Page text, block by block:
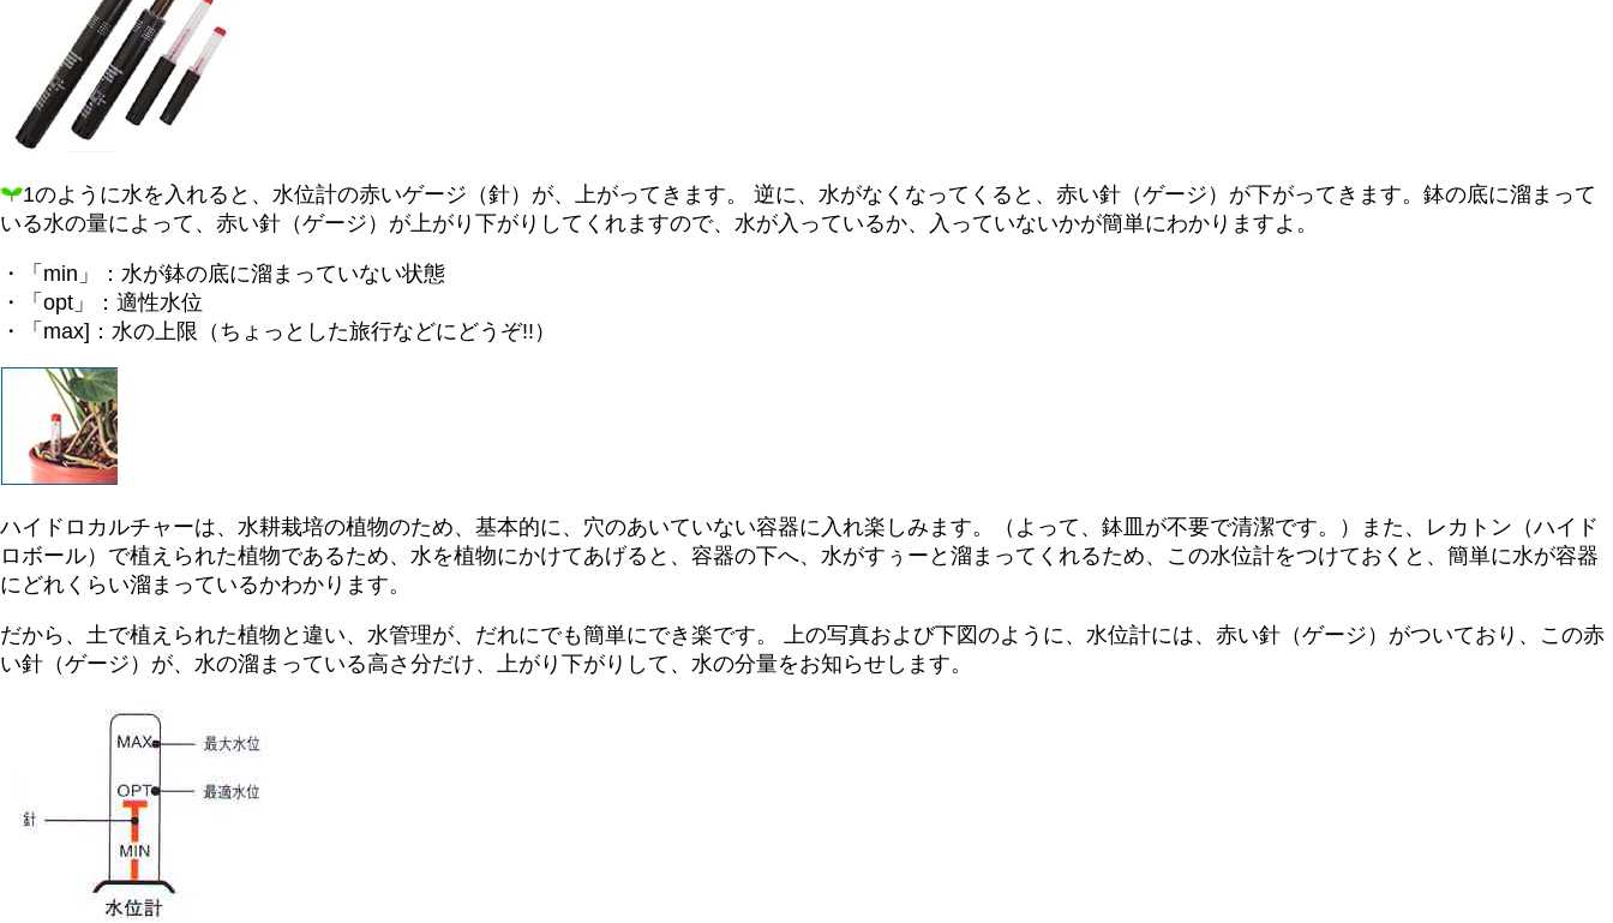
1のように水を入れると、水位計の赤いゲージ（針）が、上がってきます。 逆に、水がなくなってくると、赤い針（ゲージ）が下がってきます。鉢の底に溜まって
いる水の量によって、赤い針（ゲージ）が上がり下がりしてくれますので、水が入っているか、入っていないかが簡単にわかりますよ。
・「min」：水が鉢の底に溜まっていない状態
・「opt」：適性水位
・「max]：水の上限（ちょっとした旅行などにどうぞ!!）
ハイドロカルチャーは、水耕栽培の植物のため、基本的に、穴のあいていない容器に入れ楽しみます。（よって、鉢皿が不要で清潔です。）また、レカトン（ハイド
ロボール）で植えられた植物であるため、水を植物にかけてあげると、容器の下へ、水がすぅーと溜まってくれるため、この水位計をつけておくと、簡単に水が容器
にどれくらい溜まっているかわかります。
だから、土で植えられた植物と違い、水管理が、だれにでも簡単にでき楽です。 上の写真および下図のように、水位計には、赤い針（ゲージ）がついており、この赤
い針（ゲージ）が、水の溜まっている高さ分だけ、上がり下がりして、水の分量をお知らせします。